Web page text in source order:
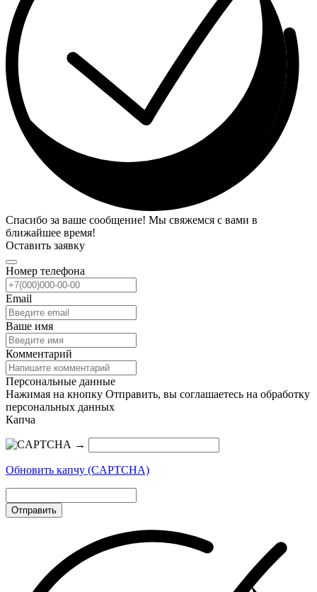
Спасибо за ваше сообщение! Мы свяжемся с вами в
ближайшее время!
Оставить заявку
Номер телефона
Email
Ваше имя
Комментарий
Персональные данные
Нажимая на кнопку Отправить, вы соглашаетесь на обработку
персональных данных
Капча
→
Обновить капчу (CAPTCHA)
Отправить